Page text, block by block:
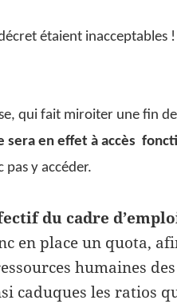
étaient inacceptables !
qui fait miroiter une fin
sera en effet à accès
y accéder.
du cadre
en place un quota,
humaines des
caduques les ratios